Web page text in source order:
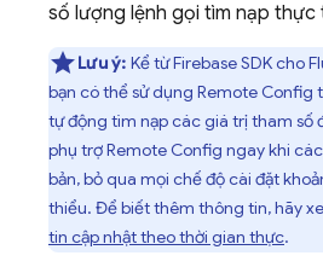
số lượng lệnh gọi tìm nạp
Lưu ý: Kể từ Firebase SDK cho
bạn có thể sử dụng Remote Config
tự động tìm nạp các giá trị tham số
phụ trợRemote Config ngay khi
bản, bỏ qua mọi chế độ cài đặt
thiểu. Để biết thêm thông tin, hãy
tin cập nhật theo thời gian thực.